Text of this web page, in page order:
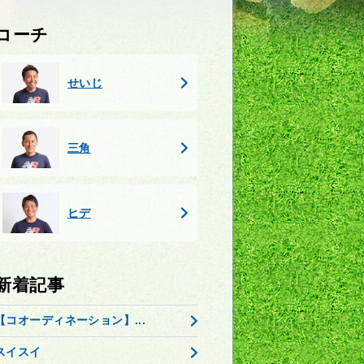
ーチ
せいじ
三角
ヒデ
着記事
コオーディネーション】...
イスイ